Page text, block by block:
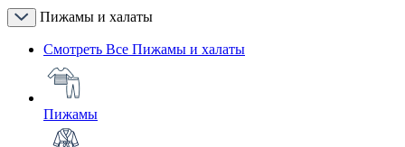
Пижамы и халаты
Смотреть Все Пижамы и халаты
Пижамы